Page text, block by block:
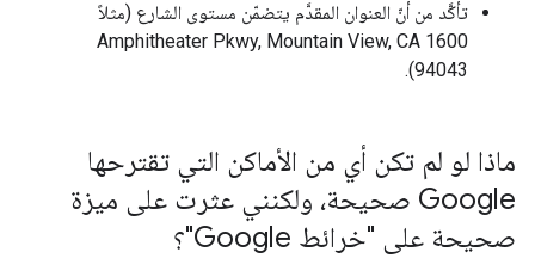
تأكَّد من أنّ العنوان المقدَّم يتضمّن مستوى الشارع (مثلاً
1600 Amphitheater Pkwy, Mountain View, CA
94043).
ماذا لو لم تكن أي من الأماكن التي تقترحها
Google صحيحة، ولكنني عثرت على ميزة
صحيحة على "خرائط Google"؟